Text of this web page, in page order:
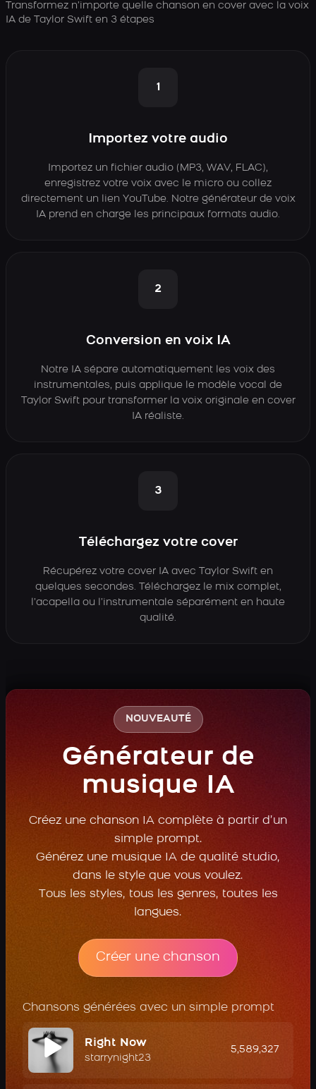
Transformez n’importe quelle chanson en cover avec la voix
IA de Taylor Swift en 3 étapes
1
Importez votre audio
Importez un fichier audio (MP3, WAV, FLAC),
enregistrez votre voix avec le micro ou collez
directement un lien YouTube. Notre générateur de voix
IA prend en charge les principaux formats audio.
2
Conversion en voix IA
Notre IA sépare automatiquement les voix des
instrumentales, puis applique le modèle vocal de
Taylor Swift pour transformer la voix originale en cover
IA réaliste.
3
Téléchargez votre cover
Récupérez votre cover IA avec Taylor Swift en
quelques secondes. Téléchargez le mix complet,
l’acapella ou l’instrumentale séparément en haute
qualité.
NOUVEAUTÉ
Générateur de
musique IA
Créez une chanson IA complète à partir d’un
simple prompt.
Générez une musique IA de qualité studio,
dans le style que vous voulez.
Tous les styles, tous les genres, toutes les
langues.
Créer une chanson
Chansons générées avec un simple prompt
Right Now
starrynight23
5,589,327